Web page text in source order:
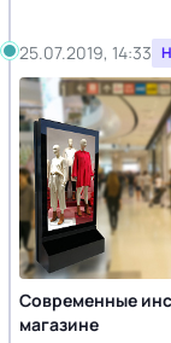
25.07.2019, 14:33
Современные
магазине